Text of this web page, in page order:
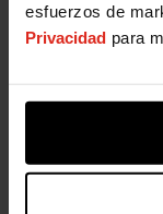
esfuerzos de
Privacidad para